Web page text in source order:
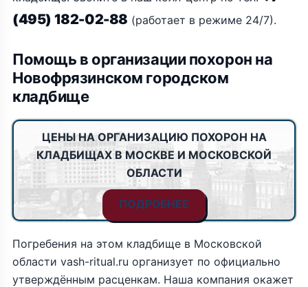
(495) 182-02-88 (работает в режиме 24/7).
Помощь в организации похорон на
Новофрязинском городском
кладбище
ЦЕНЫ НА ОРГАНИЗАЦИЮ ПОХОРОН НА
КЛАДБИЩАХ В МОСКВЕ И МОСКОВСКОЙ
ОБЛАСТИ
ПОДРОБНЕЕ
Погребения на этом кладбище в Московской
области vash-ritual.ru организует по официально
утверждённым расценкам. Наша компания окажет